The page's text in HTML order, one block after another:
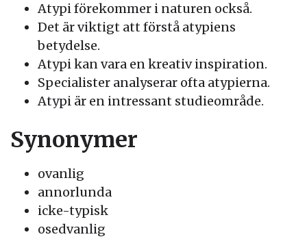
Atypi förekommer i naturen också.
Det är viktigt att förstå atypiens
betydelse.
Atypi kan vara en kreativ inspiration.
Specialister analyserar ofta atypierna.
Atypi är en intressant studieområde.
Synonymer
ovanlig
annorlunda
icke-typisk
osedvanlig